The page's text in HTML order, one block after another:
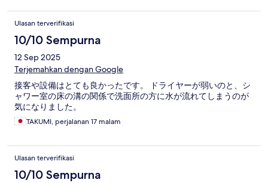
set. Overall, lovely decor and attentive staff, but more aesthetic
than functional.
Ulasan terverifikasi
10/10 Sempurna
12 Sep 2025
Terjemahkan dengan Google
接客や設備はとても良かったです。 ドライヤーが弱いのと、シ
ャワー室の床の溝の関係で洗面所の方に水が流れてしまうのが
気になりました。
TAKUMI, perjalanan 17 malam
Ulasan terverifikasi
10/10 Sempurna